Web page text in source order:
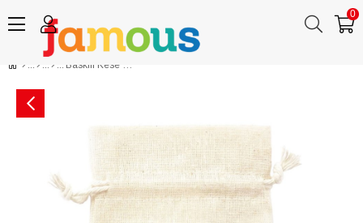
0
Baskılı Kese Hangover Memories Last Forever